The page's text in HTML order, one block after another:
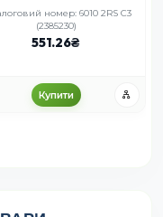
номер: 6010 2RS С3
(2385230)
551.26
Купити